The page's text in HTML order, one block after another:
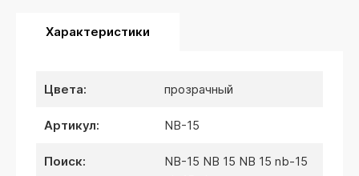
Характеристики
цвета: прозрачный
артикул: NB-15
поиск:
NB-15 NB 15 NB 15 nb-15